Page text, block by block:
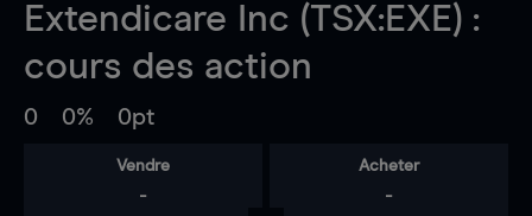
Extendicare Inc (TSX:EXE) :
cours des action
0 0% 0pt
Vendre
-
Acheter
-